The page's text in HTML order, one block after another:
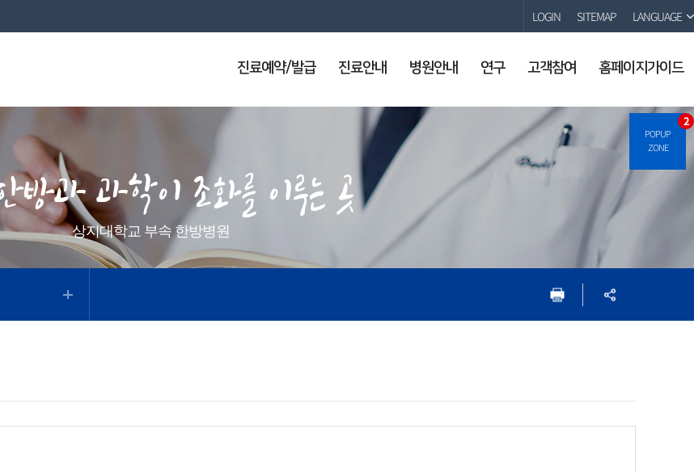
POPUP
ZONE
2
LOGIN SITEMAP LANGUAGE
진료예약/발급 진료안내 병원안내 연구 고객참여 홈페이지가이드
상지대학교 부속 한방병원